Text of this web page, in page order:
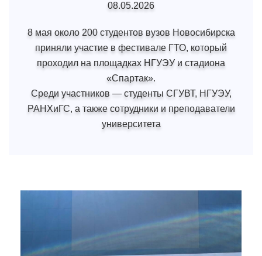
08.05.2026
8 мая около 200 студентов вузов Новосибирска
приняли участие в фестивале ГТО, который
проходил на площадках НГУЭУ и стадиона
«Спартак».
Среди участников — студенты СГУВТ, НГУЭУ,
РАНХиГС, а также сотрудники и преподаватели
университета